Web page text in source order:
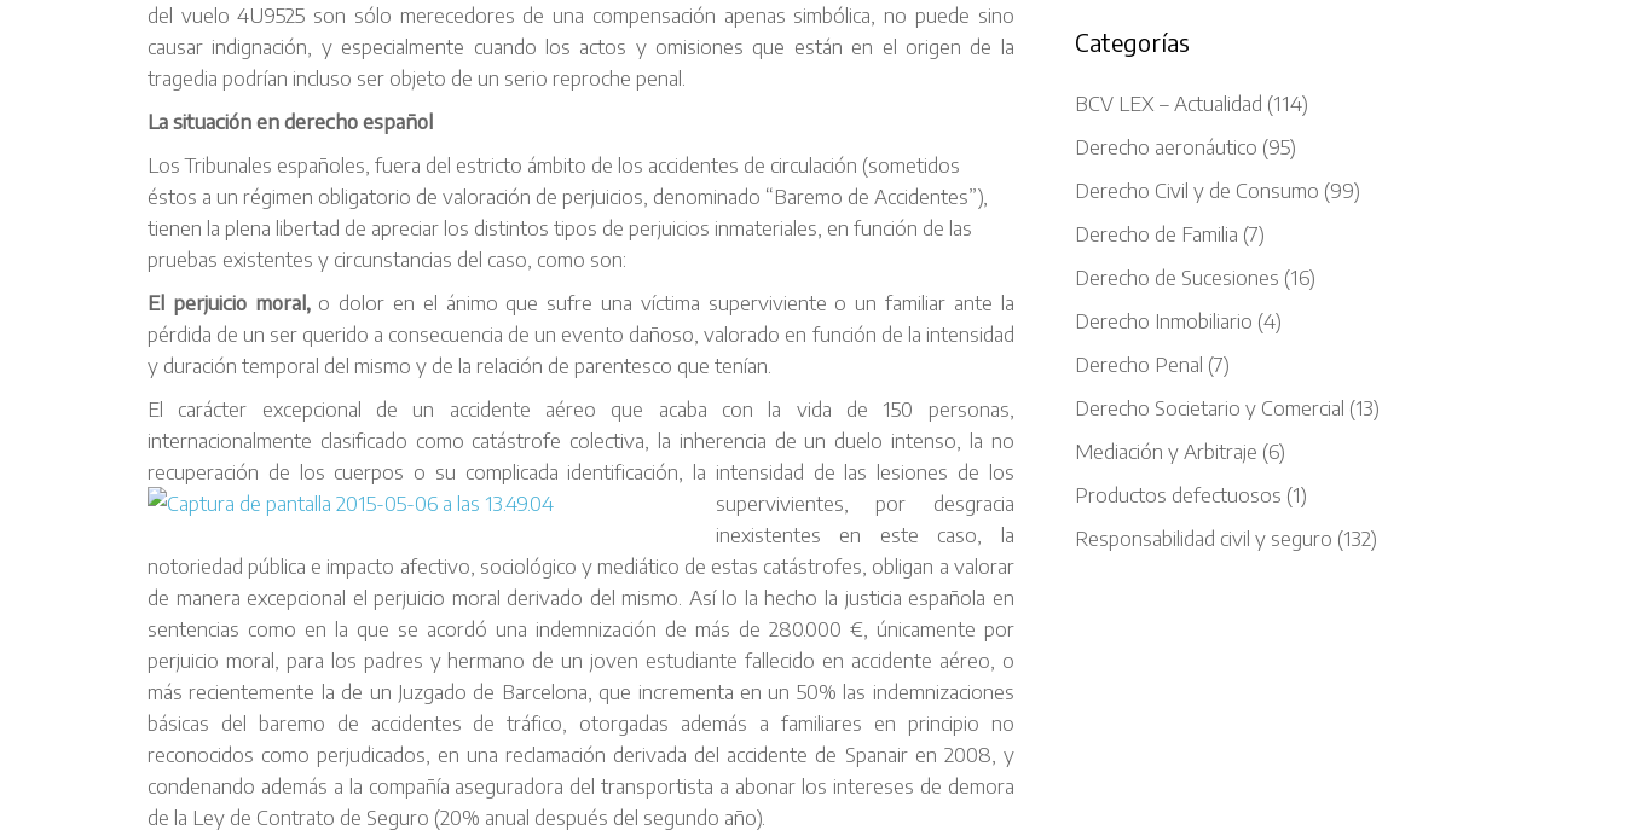
del vuelo 4U9525 son sólo merecedores de una compensación apenas simbólica, no puede sino
causar indignación, y especialmente cuando los actos y omisiones que están en el origen de la
tragedia podrían incluso ser objeto de un serio reproche penal.
La situación en derecho español
Los Tribunales españoles, fuera del estricto ámbito de los accidentes de circulación (sometidos
éstos a un régimen obligatorio de valoración de perjuicios, denominado “Baremo de Accidentes”),
tienen la plena libertad de apreciar los distintos tipos de perjuicios inmateriales, en función de las
pruebas existentes y circunstancias del caso, como son:
El perjuicio moral, o dolor en el ánimo que sufre una víctima superviviente o un familiar ante la
pérdida de un ser querido a consecuencia de un evento dañoso, valorado en función de la intensidad
y duración temporal del mismo y de la relación de parentesco que tenían.
El carácter excepcional de un accidente aéreo que acaba con la vida de 150 personas,
internacionalmente clasificado como catástrofe colectiva, la inherencia de un duelo intenso, la no
recuperación de los cuerpos o su complicada identificación, la intensidad de las lesiones de los
supervivientes, por desgracia
inexistentes en este caso, la
notoriedad pública e impacto afectivo, sociológico y mediático de estas catástrofes, obligan a valorar
de manera excepcional el perjuicio moral derivado del mismo. Así lo la hecho la justicia española en
sentencias como en la que se acordó una indemnización de más de 280.000 €, únicamente por
perjuicio moral, para los padres y hermano de un joven estudiante fallecido en accidente aéreo, o
más recientemente la de un Juzgado de Barcelona, que incrementa en un 50% las indemnizaciones
básicas del baremo de accidentes de tráfico, otorgadas además a familiares en principio no
reconocidos como perjudicados, en una reclamación derivada del accidente de Spanair en 2008, y
condenando además a la compañía aseguradora del transportista a abonar los intereses de demora
de la Ley de Contrato de Seguro (20% anual después del segundo año).
Categorías
BCV LEX – Actualidad (114)
Derecho aeronáutico (95)
Derecho Civil y de Consumo (99)
Derecho de Familia (7)
Derecho de Sucesiones (16)
Derecho Inmobiliario (4)
Derecho Penal (7)
Derecho Societario y Comercial (13)
Mediación y Arbitraje (6)
Productos defectuosos (1)
Responsabilidad civil y seguro (132)